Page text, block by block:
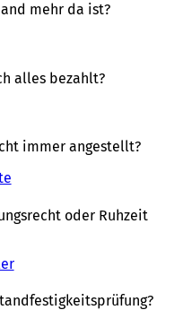
mehr da ist?
alles bezahlt?
immer angestellt?
oder Ruhzeit